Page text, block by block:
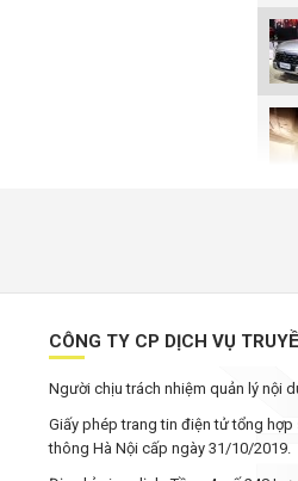
CÔNG TY CP DỊCH VỤ
Người chịu trách nhiệm quản lý nội
Giấy phép trang tin điện tử tổng hợp
thông Hà Nội cấp ngày 31/10/2019.